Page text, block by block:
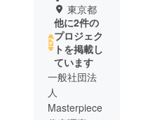
東京都
他に2件の
プロジェク
トを掲載し
ています
一般社団法
人
Masterpiece